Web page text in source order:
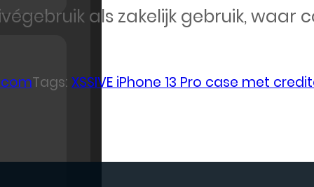
als zakelijk gebruik,
Tags: XSSIVE iPhone 13 Pro case met